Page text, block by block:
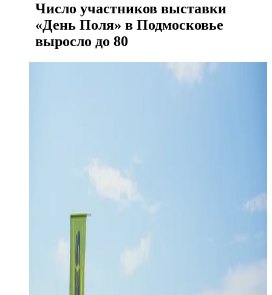
Число участников выставки
«День Поля» в Подмосковье
выросло до 80